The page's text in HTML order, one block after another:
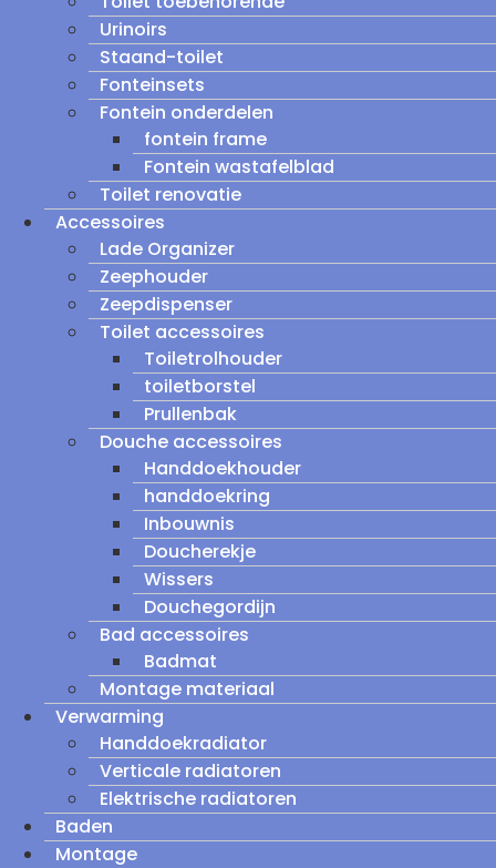
Urinoirs
Staand-toilet
Fonteinsets
Fontein onderdelen
fontein frame
Fontein wastafelblad
Toilet renovatie
Accessoires
Lade Organizer
Zeephouder
Zeepdispenser
Toilet accessoires
Toiletrolhouder
toiletborstel
Prullenbak
Douche accessoires
Handdoekhouder
handdoekring
Inbouwnis
Doucherekje
Wissers
Douchegordijn
Bad accessoires
Badmat
Montage materiaal
Verwarming
Handdoekradiator
Verticale radiatoren
Elektrische radiatoren
Baden
Montage